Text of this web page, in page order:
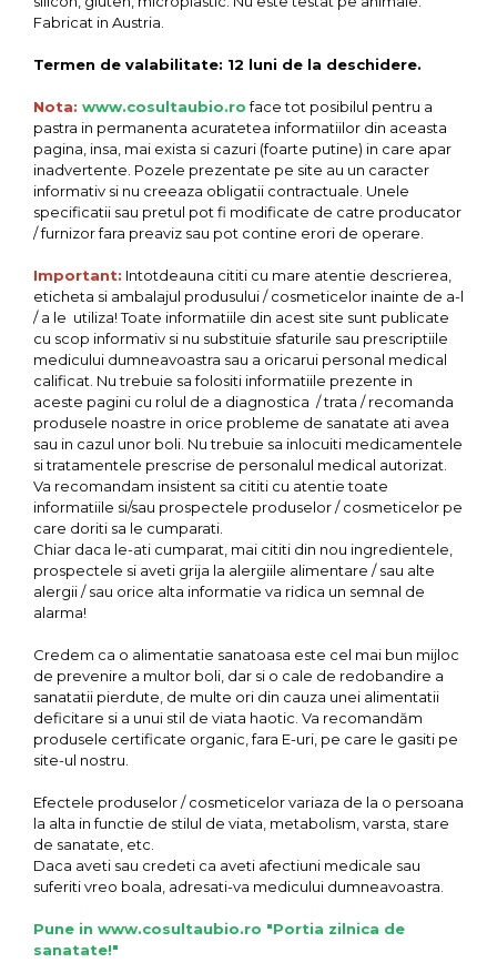
Fabricat in Austria.
Termen de valabilitate: 12 luni de la deschidere.
Nota: www.cosultaubio.roface tot posibilul pentru a
pastra in permanenta acuratetea informatiilor din aceasta
pagina, insa, mai exista si cazuri (foarte putine) in care apar
inadvertente. Pozele prezentate pe site au un caracter
informativ si nu creeaza obligatii contractuale. Unele
specificatii sau pretul pot fi modificate de catre producator
/ furnizor fara preaviz sau pot contine erori de operare.
Important: Intotdeauna cititi cu mare atentie descrierea,
eticheta si ambalajul produsului / cosmeticelor inainte de a-l
/ a le utiliza! Toate informatiile din acest site sunt publicate
cu scop informativ si nu substituie sfaturile sau prescriptiile
medicului dumneavoastra sau a oricarui personal medical
calificat. Nu trebuie sa folositi informatiile prezente in
aceste pagini cu rolul de a diagnostica / trata / recomanda
produsele noastre in orice probleme de sanatate ati avea
sau in cazul unor boli. Nu trebuie sa inlocuiti medicamentele
si tratamentele prescrise de personalul medical autorizat.
Va recomandam insistent sa cititi cu atentie toate
informatiile si/sau prospectele produselor / cosmeticelor pe
care doriti sa le cumparati.
Chiar daca le-ati cumparat, mai cititi din nou ingredientele,
prospectele si aveti grija la alergiile alimentare / sau alte
alergii / sau orice alta informatie va ridica un semnal de
alarma!
Credem ca o alimentatie sanatoasa este cel mai bun mijloc
de prevenire a multor boli, dar si o cale de redobandire a
sanatatii pierdute, de multe ori din cauza unei alimentatii
deficitare si a unui stil de viata haotic. Va recomandăm
produsele certificate organic, fara E-uri, pe care le gasiti pe
site-ul nostru.
Efectele produselor / cosmeticelor variaza de la o persoana
la alta in functie de stilul de viata, metabolism, varsta, stare
de sanatate, etc.
Daca aveti sau credeti ca aveti afectiuni medicale sau
suferiti vreo boala, adresati-va medicului dumneavoastra.
Pune in www.cosultaubio.ro "Portia zilnica de
sanatate!"